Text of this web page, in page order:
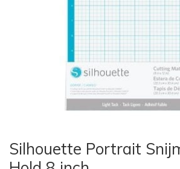
Silhouette Portrait